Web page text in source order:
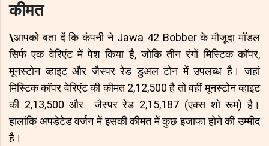
कीमत
\आपको बता दें कि कंपनी ने Jawa 42 Bobber के मौजूदा मॉडल
सिर्फ एक वेरिएंट में पेश किया है, जोकि तीन रंगों मिस्टिक कॉपर,
मूनस्टोन व्हाइट और जैस्पर रेड डुअल टोन में उपलब्ध है। जहां
मिस्टिक कॉपर वेरिएंट की कीमत 2,12,500 है तो वहीं मूनस्टोन व्हाइट
की 2,13,500 और जैस्पर रेड 2,15,187 (एक्स शो रूम) है।
हालांकि अपडेटेड वर्जन में इसकी कीमत में कुछ इजाफा होने की उम्मीद
है।